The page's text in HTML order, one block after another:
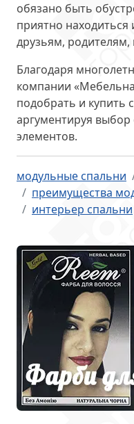
обязано быть
приятно
друзьям, родителям,
Благодаря
компании
подобрать и купить
аргументируя
элементов.
модульные спальни
преимущества
интерьер спальни